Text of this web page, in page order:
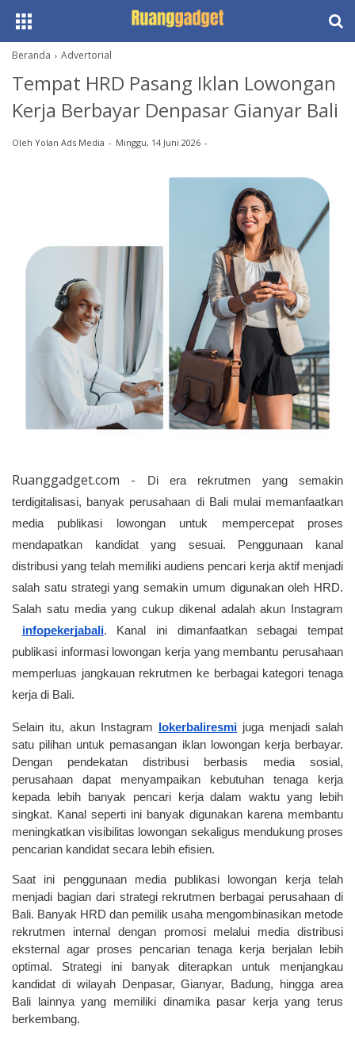
Beranda Advertorial
Tempat HRD Pasang Iklan Lowongan
Kerja Berbayar Denpasar Gianyar Bali
Oleh Yolan Ads Media Minggu, 14 Juni 2026
Ruanggadget.com -
Di era rekrutmen yang semakin
terdigitalisasi, banyak perusahaan di Bali mulai memanfaatkan
media publikasi lowongan untuk mempercepat proses
mendapatkan kandidat yang sesuai. Penggunaan kanal
distribusi yang telah memiliki audiens pencari kerja aktif menjadi
salah satu strategi yang semakin umum digunakan oleh HRD.
Salah satu media yang cukup dikenal adalah akun Instagram
infopekerjabali. Kanal ini dimanfaatkan sebagai tempat
publikasi informasi lowongan kerja yang membantu perusahaan
memperluas jangkauan rekrutmen ke berbagai kategori tenaga
kerja di Bali.
Selain itu, akun Instagram lokerbaliresmi juga menjadi salah
satu pilihan untuk pemasangan iklan lowongan kerja berbayar.
Dengan pendekatan distribusi berbasis media sosial,
perusahaan dapat menyampaikan kebutuhan tenaga kerja
kepada lebih banyak pencari kerja dalam waktu yang lebih
singkat. Kanal seperti ini banyak digunakan karena membantu
meningkatkan visibilitas lowongan sekaligus mendukung proses
pencarian kandidat secara lebih efisien.
Saat ini penggunaan media publikasi lowongan kerja telah
menjadi bagian dari strategi rekrutmen berbagai perusahaan di
Bali. Banyak HRD dan pemilik usaha mengombinasikan metode
rekrutmen internal dengan promosi melalui media distribusi
eksternal agar proses pencarian tenaga kerja berjalan lebih
optimal. Strategi ini banyak diterapkan untuk menjangkau
kandidat di wilayah Denpasar, Gianyar, Badung, hingga area
Bali lainnya yang memiliki dinamika pasar kerja yang terus
berkembang.